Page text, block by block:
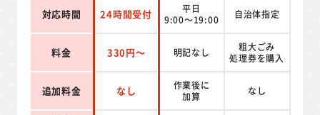
対応時間 24時間受付
平日
9:00～19:00
自治体指定
料金 330円～ 明記なし
粗大ごみ
処理券を購入
追加料金 なし
作業後に
加算
なし